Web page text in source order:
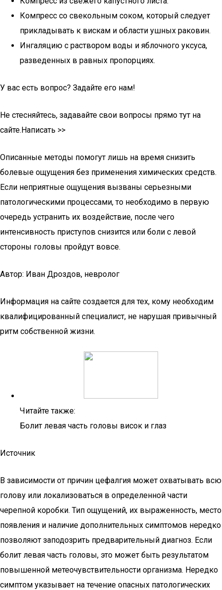
Компресс со свекольным соком, который следует
прикладывать к вискам и области ушных раковин.
Ингаляцию с раствором воды и яблочного уксуса,
разведенных в равных пропорциях.
У вас есть вопрос? Задайте его нам!
Не стесняйтесь, задавайте свои вопросы прямо тут на
сайте.Написать >>
Описанные методы помогут лишь на время снизить
болевые ощущения без применения химических средств.
Если неприятные ощущения вызваны серьезными
патологическими процессами, то необходимо в первую
очередь устранить их воздействие, после чего
интенсивность приступов снизится или боли с левой
стороны головы пройдут вовсе.
Автор: Иван Дроздов, невролог
Информация на сайте создается для тех, кому необходим
квалифицированный специалист, не нарушая привычный
ритм собственной жизни.
Читайте также:
Болит левая часть головы висок и глаз
Источник
В зависимости от причин цефалгия может охватывать всю
голову или локализоваться в определенной части
черепной коробки. Тип ощущений, их выраженность, место
появления и наличие дополнительных симптомов нередко
позволяют заподозрить предварительный диагноз. Если
болит левая часть головы, это может быть результатом
повышенной метеочувствительности организма. Нередко
симптом указывает на течение опасных патологических